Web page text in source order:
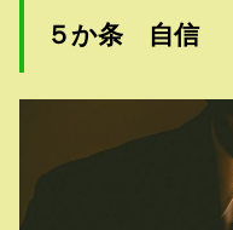
５か条 自信